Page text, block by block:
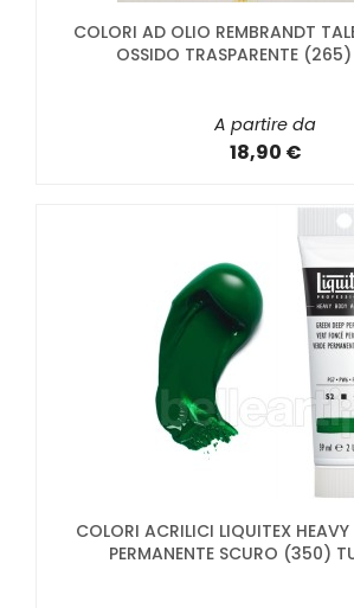
COLORI AD OLIO REMBRANDT
OSSIDO TRASPARENTE
A partire da
18,90 €
COLORI ACRILICI LIQUITEX HEAVY
PERMANENTE SCURO (350)